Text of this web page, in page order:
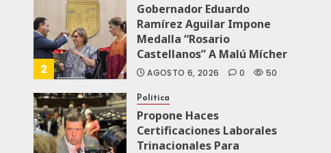
2
Gobernador Eduardo
Ramírez Aguilar Impone
Medalla “Rosario
Castellanos” A Malú Mícher
AGOSTO 6, 2026 0 50
Política
Propone Haces
Certificaciones Laborales
Trinacionales Para